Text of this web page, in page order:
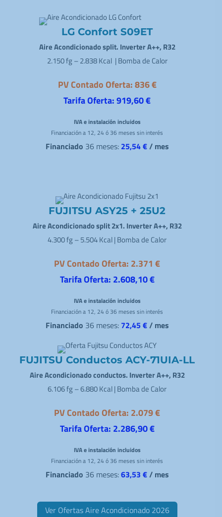
LG Confort S09ET
Aire Acondicionado split. Inverter A++, R32
2.150 fg – 2.838 Kcal | Bomba de Calor
PV Contado Oferta: 836 €
Tarifa Oferta: 919,60 €
IVA e instalación incluidos
Financiación a 12, 24 ó 36 meses sin interés
Financiado 36 meses: 25,54 €/ mes
FUJITSU ASY25 + 25U2
Aire Acondicionado split 2x1. Inverter A++, R32
4.300 fg – 5.504 Kcal | Bomba de Calor
PV Contado Oferta: 2.371 €
Tarifa Oferta: 2.608,10 €
IVA e instalación incluidos
Financiación a 12, 24 ó 36 meses sin interés
Financiado 36 meses: 72,45 €/ mes
FUJITSU Conductos ACY-71UIA-LL
Aire Acondicionado conductos. Inverter A++, R32
6.106 fg – 6.880 Kcal | Bomba de Calor
PV Contado Oferta: 2.079 €
Tarifa Oferta: 2.286,90 €
IVA e instalación incluidos
Financiación a 12, 24 ó 36 meses sin interés
Financiado 36 meses:63,53 €/ mes
Ver Ofertas Aire Acondicionado 2026